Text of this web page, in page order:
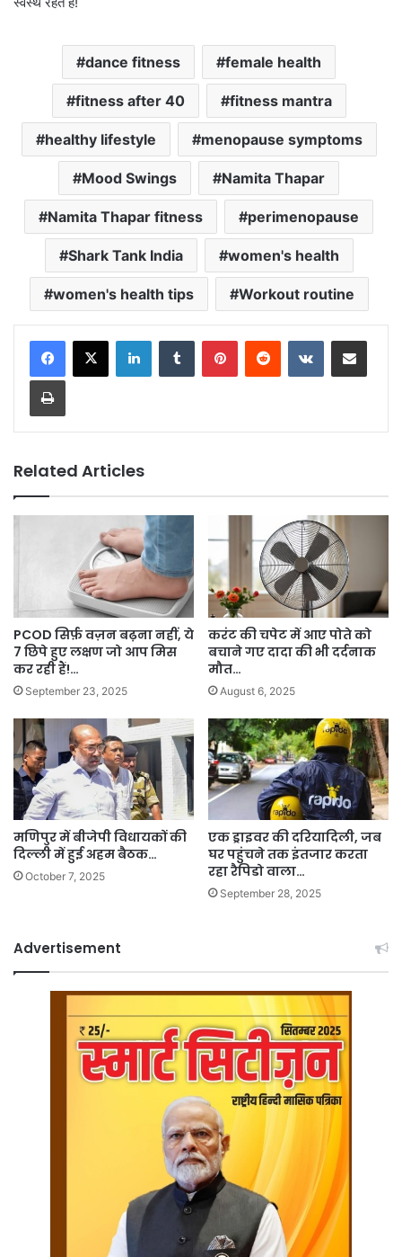
dance fitness female health
fitness after 40 fitness mantra
healthy lifestyle menopause symptoms
Mood Swings Namita Thapar
Namita Thapar fitness perimenopause
Shark Tank India women's health
women's health tips Workout routine
LinkedInTumblr PinterestReddit VKontakteShare via Email
Print
Related Articles
PCOD सिर्फ़ वज़न बढ़ना नहीं, ये
7 छिपे हुए लक्षण जो आप मिस
कर रही हैं!…
September 23, 2025
करंट की चपेट में आए पोते को
बचाने गए दादा की भी दर्दनाक
मौत…
August 6, 2025
मणिपुर में बीजेपी विधायकों की
दिल्ली में हुई अहम बैठक…
October 7, 2025
एक ड्राइवर की दरियादिली, जब
घर पहुंचने तक इंतजार करता
रहा रैपिडो वाला…
September 28, 2025
Advertisement